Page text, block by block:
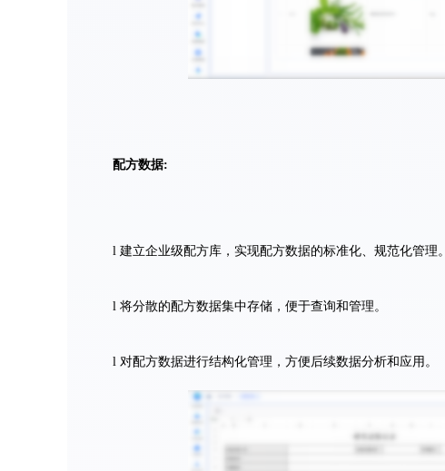
配方数据:
l 建立企业级配方库，实现配方数据的标准化、规范化管理。
l 将分散的配方数据集中存储，便于查询和管理。
l 对配方数据进行结构化管理，方便后续数据分析和应用。